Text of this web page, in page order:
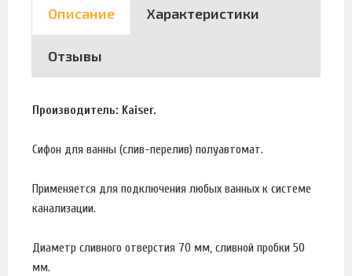
Описание Характеристики
Отзывы
Производитель: Kaiser.
Сифон для ванны (слив-перелив) полуавтомат.
Применяется для подключения любых ванных к системе
канализации.
Диаметр сливного отверстия 70 мм, сливной пробки 50
мм.